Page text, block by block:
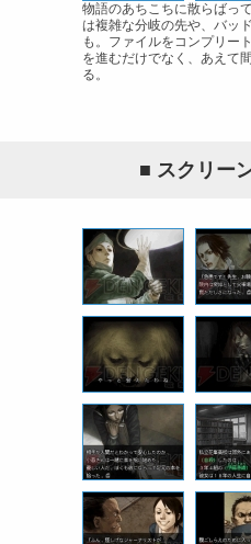
物語のあちこちに散らばっ
は複雑な分岐の先や、バッ
も。ファイルをコンプリー
を進むだけでなく、あえて
る。
■ スクリー